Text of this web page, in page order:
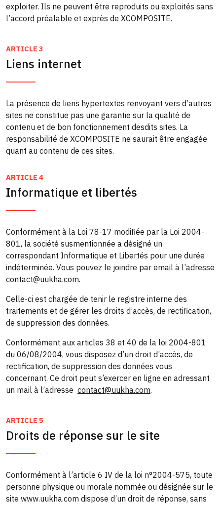
exploiter. Ils ne peuvent être reproduits ou exploités sans
l’accord préalable et exprès de XCOMPOSITE.
ARTICLE 3
Liens internet
La présence de liens hypertextes renvoyant vers d’autres
sites ne constitue pas une garantie sur la qualité de
contenu et de bon fonctionnement desdits sites. La
responsabilité de XCOMPOSITE ne saurait être engagée
quant au contenu de ces sites.
ARTICLE 4
Informatique et libertés
Conformément à la Loi 78-17 modifiée par la Loi 2004-
801, la société susmentionnée a désigné un
correspondant Informatique et Libertés pour une durée
indéterminée. Vous pouvez le joindre par email à l’adresse
contact@uukha.com.
Celle-ci est chargée de tenir le registre interne des
traitements et de gérer les droits d’accès, de rectification,
de suppression des données.
Conformément aux articles 38 et 40 de la loi 2004-801
du 06/08/2004, vous disposez d’un droit d’accès, de
rectification, de suppression des données vous
concernant. Ce droit peut s’exercer en ligne en adressant
un mail à l’adresse contact@uukha.com.
ARTICLE 5
Droits de réponse sur le site
Conformément à l’article 6 IV de la loi n°2004-575, toute
personne physique ou morale nommée ou désignée sur le
site www.uukha.com dispose d’un droit de réponse, sans